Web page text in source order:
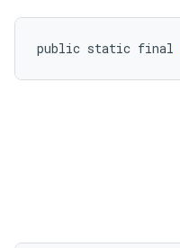
public static final